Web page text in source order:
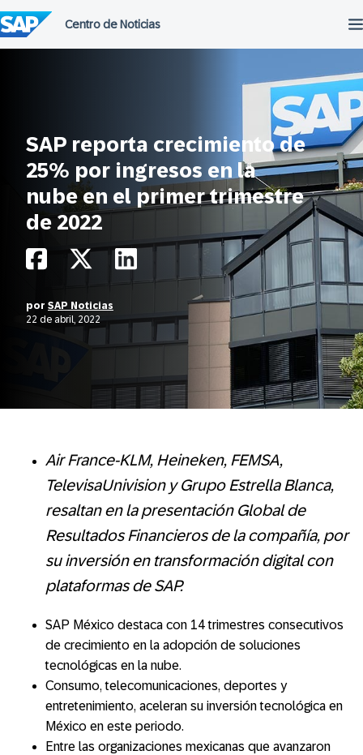
al
contenido
SAP reporta crecimiento de
25% por ingresos en la
nube en el primer trimestre
de 2022
por SAP Noticias
22 de abril, 2022
Air France-KLM, Heineken, FEMSA,
TelevisaUnivision y Grupo Estrella Blanca,
resaltan en la presentación Global de
Resultados Financieros de la compañía, por
su inversión en transformación digital con
plataformas de SAP.
SAP México destaca con 14 trimestres consecutivos
de crecimiento en la adopción de soluciones
tecnológicas en la nube.
Consumo, telecomunicaciones, deportes y
entretenimiento, aceleran su inversión tecnológica en
México en este periodo.
Entre las organizaciones mexicanas que avanzaron